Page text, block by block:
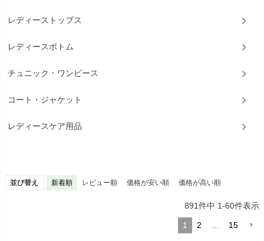
レディーストップス
レディースボトム
チュニック・ワンピース
コート・ジャケット
レディースケア用品
並び替え 新着順 レビュー順 価格が安い順 価格が高い順
891件中 1-60件表示
1 2 15